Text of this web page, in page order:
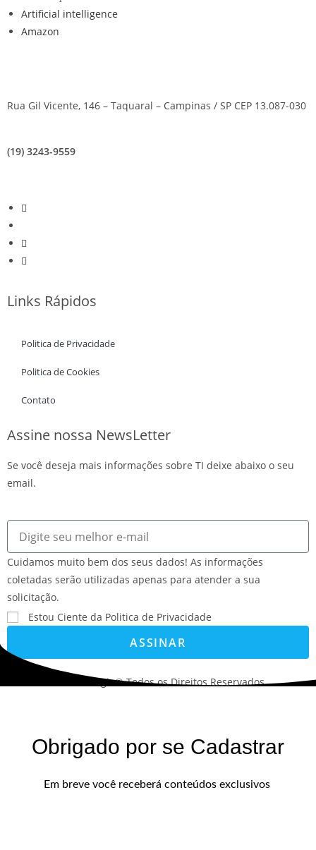
Artificial intelligence
Amazon
Rua Gil Vicente, 146 – Taquaral – Campinas / SP CEP 13.087-030
(19) 3243-9559
Links Rápidos
Politica de Privacidade
Politica de Cookies
Contato
Assine nossa NewsLetter
Se você deseja mais informações sobre TI deixe abaixo o seu
email.
Cuidamos muito bem dos seus dados! As informações
coletadas serão utilizadas apenas para atender a sua
solicitação.
Estou Ciente da Politica de Privacidade
ASSINAR
©2022. AVS Tecnologia® Todos os Direitos Reservados.
Obrigado por se Cadastrar
Em breve você receberá conteúdos exclusivos